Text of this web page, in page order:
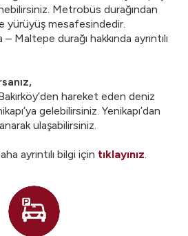
Metrobüs durağından
mesafesindedir.
Maltepe durağı hakkında ayrıntılı
hareket eden deniz
gelebilirsiniz. Yenikapı’dan
ulaşabilirsiniz.
ayrıntılı bilgi için tıklayınız